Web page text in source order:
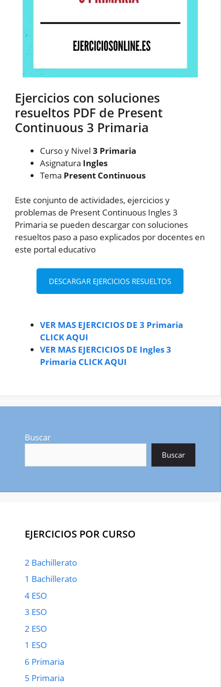
Ejercicios con soluciones
resueltos PDF de Present
Continuous 3 Primaria
Curso y Nivel 3 Primaria
Asignatura Ingles
Tema Present Continuous
Este conjunto de actividades, ejercicios y
problemas de Present Continuous Ingles 3
Primaria se pueden descargar con soluciones
resueltos paso a paso explicados por docentes en
este portal educativo
DESCARGAR EJERCICIOS RESUELTOS
VER MAS EJERCICIOS DE 3 Primaria
CLICK AQUI
VER MAS EJERCICIOS DE Ingles 3
Primaria CLICK AQUI
Buscar
Buscar
EJERCICIOS POR CURSO
2 Bachillerato
1 Bachillerato
4 ESO
3 ESO
2 ESO
1 ESO
6 Primaria
5 Primaria